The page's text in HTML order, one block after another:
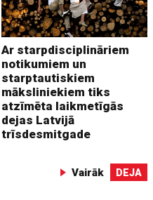
Ar starpdisciplināriem
notikumiem un
starptautiskiem
māksliniekiem tiks
atzīmēta laikmetīgās
dejas Latvijā
trīsdesmitgade
Vairāk DEJA